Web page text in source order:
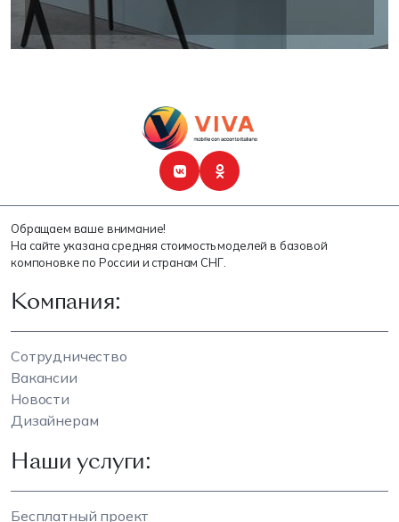
Обращаем ваше внимание!
На сайте указана средняя стоимость моделей в базовой
компоновке по России и странам СНГ.
Компания:
Сотрудничество
Вакансии
Новости
Дизайнерам
Наши услуги:
Бесплатный проект